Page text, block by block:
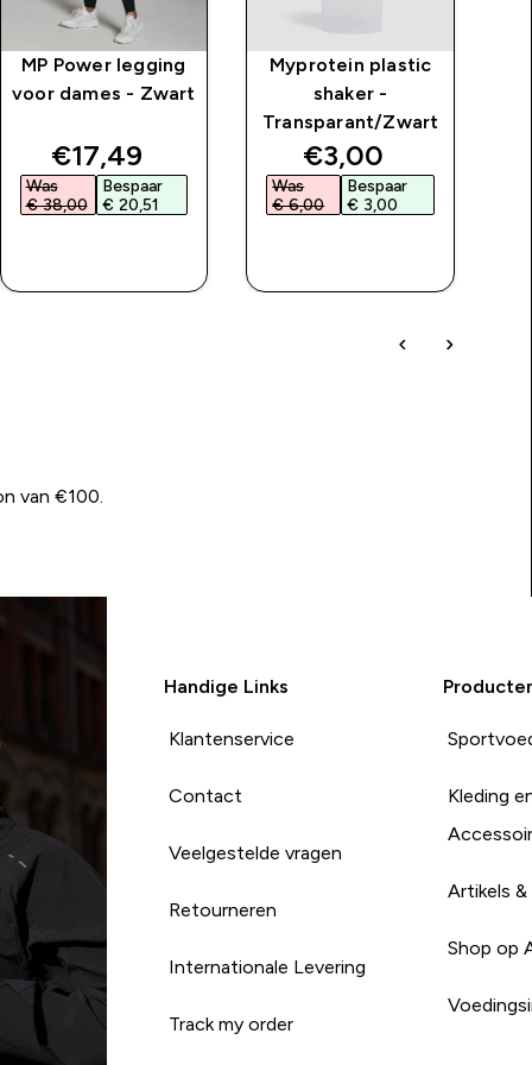
MP Power legging
voor dames - Zwart
discounted price
€17,49‎
Was
€ 38,00‎
Bespaar
€ 20,51‎
Myprotein plastic
shaker -
Transparant/Zwart
discounted price
€3,00‎
Was
€ 6,00‎
Bespaar
€ 3,00‎
van €100.
Handige Links
Klantenservice
Contact
Veelgestelde vragen
Retourneren
Internationale Levering
Track my order
Kleding
Artikels &
Shop op